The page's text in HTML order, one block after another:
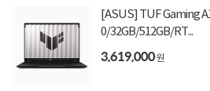
[ASUS] TUF Gaming
0/32GB/512GB/RT...
3,619,000원
요청에 의한 새상품을 개봉하여 제작하는 상품으
장착된 부품은 해당 제조사에서 A/S 가능합니다 (
사)
기본제품과 추가 또는 교체되는 제품의 스펙 정보를